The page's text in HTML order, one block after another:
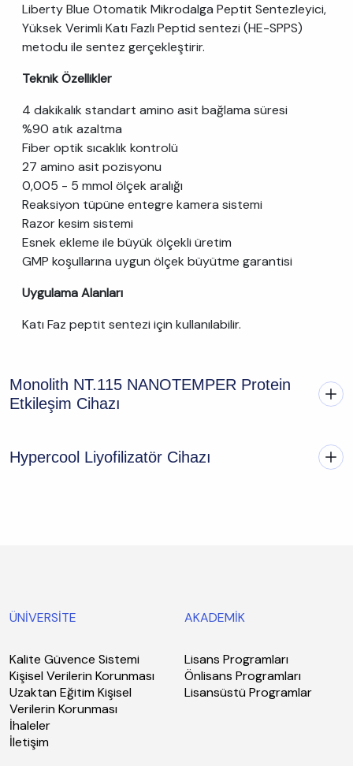
Liberty Blue Otomatik Mikrodalga Peptit Sentezleyici,
Yüksek Verimli Katı Fazlı Peptid sentezi (HE-SPPS)
metodu ile sentez gerçekleştirir.
Teknik Özellikler
4 dakikalık standart amino asit bağlama süresi
%90 atık azaltma
Fiber optik sıcaklık kontrolü
27 amino asit pozisyonu
0,005 - 5 mmol ölçek aralığı
Reaksiyon tüpüne entegre kamera sistemi
Razor kesim sistemi
Esnek ekleme ile büyük ölçekli üretim
GMP koşullarına uygun ölçek büyütme garantisi
Uygulama Alanları
Katı Faz peptit sentezi için kullanılabilir.
Monolith NT.115 NANOTEMPER Protein
Etkileşim Cihazı
Hypercool Liyofilizatör Cihazı
ÜNİVERSİTE
Kalite Güvence Sistemi
Kişisel Verilerin Korunması
Uzaktan Eğitim Kişisel
Verilerin Korunması
İhaleler
İletişim
AKADEMİK
Lisans Programları
Önlisans Programları
Lisansüstü Programlar